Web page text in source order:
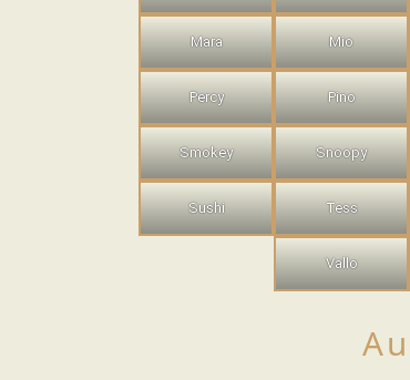
Mara Mio
Percy Pino
Smokey Snoopy
Sushi Tess
Vallo